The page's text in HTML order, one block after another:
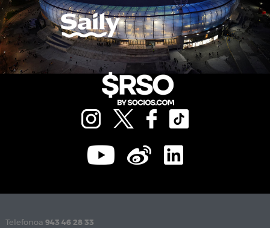
Telefonoa 943 46 28 33